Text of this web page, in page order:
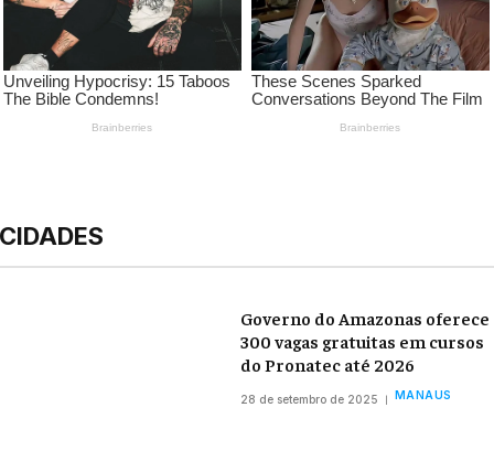
CIDADES
Governo do Amazonas oferece
300 vagas gratuitas em cursos
do Pronatec até 2026
28 de setembro de 2025 MANAUS